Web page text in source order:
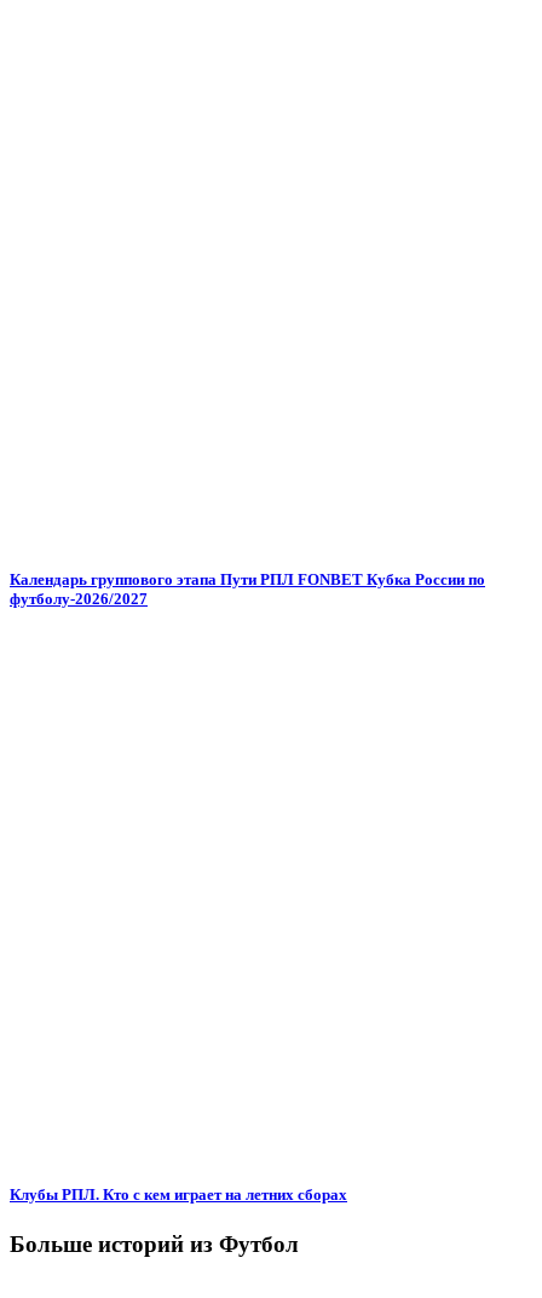
Календарь группового этапа Пути РПЛ FONBET Кубка России по
футболу-2026/2027
Клубы РПЛ. Кто с кем играет на летних сборах
Больше историй из Футбол